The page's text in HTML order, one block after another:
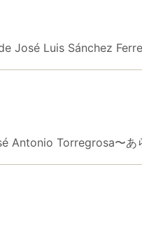
絞り込む
José Luis Sánchez
Antonio Torregrosa〜